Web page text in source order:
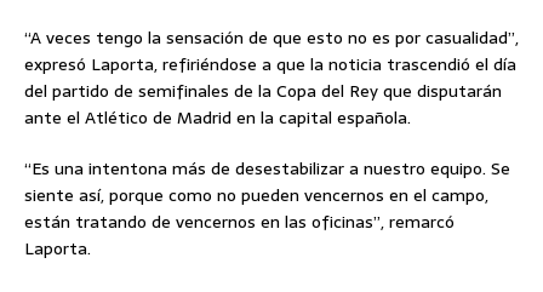
“A veces tengo la sensación de que esto no es por casualidad”,
expresó Laporta, refiriéndose a que la noticia trascendió el día
del partido de semifinales de la Copa del Rey que disputarán
ante el Atlético de Madrid en la capital española.
“Es una intentona más de desestabilizar a nuestro equipo. Se
siente así, porque como no pueden vencernos en el campo,
están tratando de vencernos en las oficinas”, remarcó
Laporta.